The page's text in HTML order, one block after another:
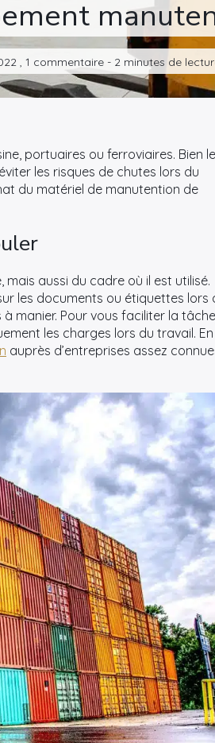
, 1 commentaire - 2 minutes de
portuaires ou ferroviaires. Bien le
les risques de chutes lors du
du matériel de manutention de
aussi du cadre où il est utilisé.
les documents ou étiquettes lors
manier. Pour vous faciliter la
les charges lors du travail. En
auprès d’entreprises assez